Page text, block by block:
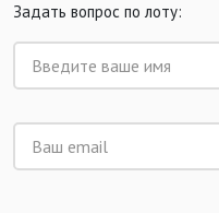
Задать вопрос по лоту: